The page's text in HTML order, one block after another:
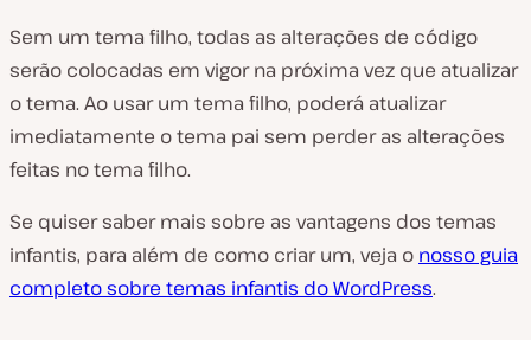
Sem um tema filho, todas as alterações de código
serão colocadas em vigor na próxima vez que atualizar
o tema. Ao usar um tema filho, poderá atualizar
imediatamente o tema pai sem perder as alterações
feitas no tema filho.
Se quiser saber mais sobre as vantagens dos temas
infantis, para além de como criar um, veja o nosso guia
completo sobre temas infantis do WordPress.